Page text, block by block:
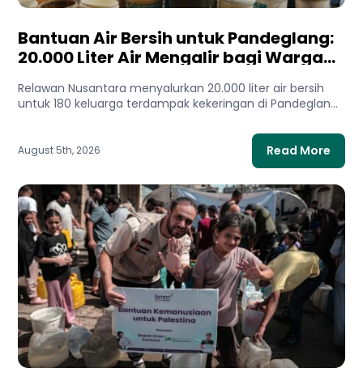
Bantuan Air Bersih untuk Pandeglang:
20.000 Liter Air Mengalir bagi Warga
Relawan Nusantara menyalurkan 20.000 liter air bersih
untuk 180 keluarga terdampak kekeringan di Pandeglang,
August 5th, 2026 Read More